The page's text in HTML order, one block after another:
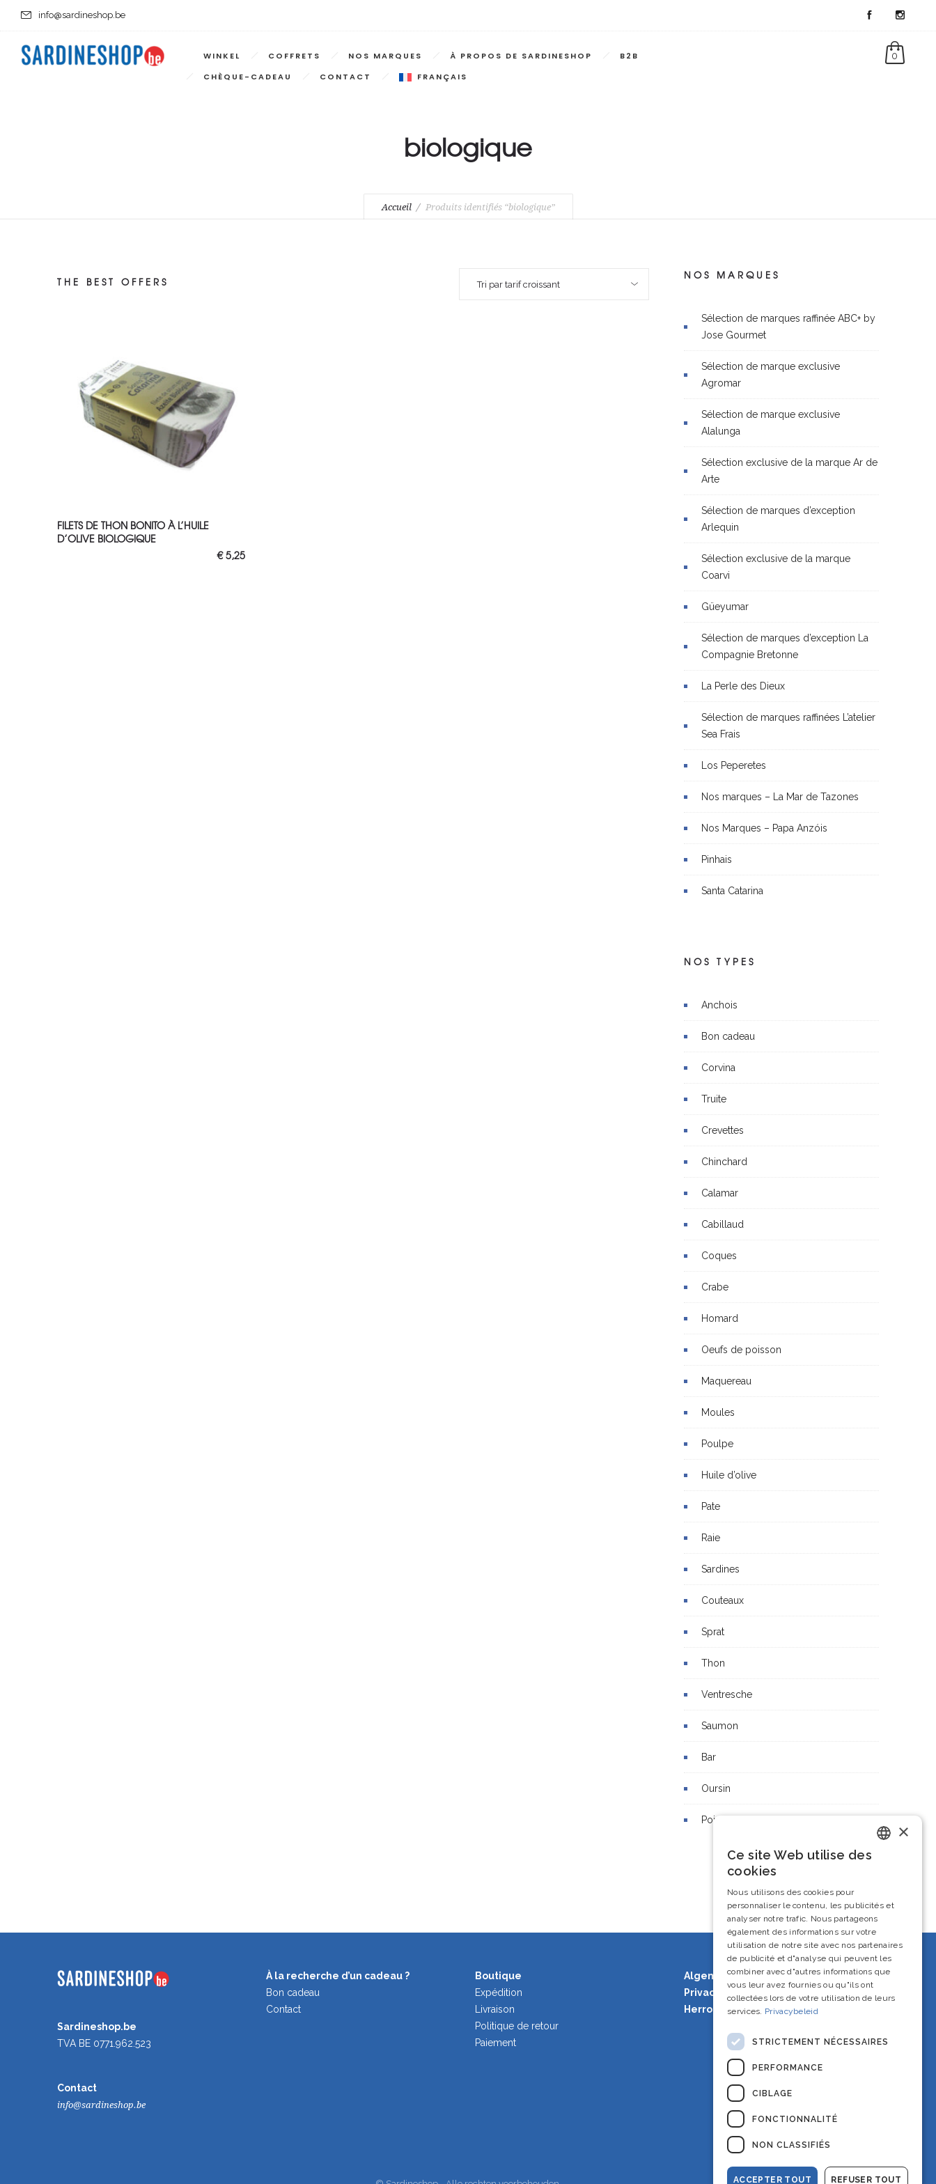
info@sardineshop.be
0
WINKEL COFFRETS NOS MARQUES À PROPOS DE SARDINESHOP
B2B
CHÈQUE-CADEAU
CONTACT FRANÇAIS
biologique
Accueil Produits identifiés “biologique”
THE BEST OFFERS Tri par tarif croissant
AJOUTER AU PANIER
FILETS DE THON BONITO À L’HUILE
D’OLIVE BIOLOGIQUE
€5,25
NOS MARQUES
Sélection de marques raffinée ABC+ by
Jose Gourmet
Sélection de marque exclusive
Agromar
Sélection de marque exclusive
Alalunga
Sélection exclusive de la marque Ar de
Arte
Sélection de marques d’exception
Arlequin
Sélection exclusive de la marque
Coarvi
Güeyumar
Sélection de marques d’exception La
Compagnie Bretonne
La Perle des Dieux
Sélection de marques raffinées L’atelier
Sea Frais
Los Peperetes
Nos marques – La Mar de Tazones
Nos Marques – Papa Anzóis
Pinhais
Santa Catarina
NOS TYPES
Anchois
Bon cadeau
Corvina
Truite
Crevettes
Chinchard
Calamar
Cabillaud
Coques
Crabe
Homard
Oeufs de poisson
Maquereau
Moules
Poulpe
Huile d’olive
Pate
Raie
Sardines
Couteaux
Sprat
Thon
Ventresche
Saumon
Bar
Oursin
Poisson lune
Sardineshop.be
TVA BE 0771.962.523
Contact
info@sardineshop.be
À la recherche d’un cadeau ?
Bon cadeau
Contact
Boutique
Expédition
Livraison
Politique de retour
Paiement
Algemene voorwaarden
Privacy Policy
Herroepingsrecht
×
Ce site Web utilise des
cookies
Nous utilisons des cookies pour
personnaliser le contenu, les publicités et
analyser notre trafic. Nous partageons
également des informations sur votre
utilisation de notre site avec nos partenaires
de publicité et d"analyse qui peuvent les
combiner avec d"autres informations que
vous leur avez fournies ou qu"ils ont
collectées lors de votre utilisation de leurs
services. Privacybeleid
STRICTEMENT NÉCESSAIRES
PERFORMANCE
CIBLAGE
FONCTIONNALITÉ
NON CLASSIFIÉS
ACCEPTER TOUT REFUSER TOUT